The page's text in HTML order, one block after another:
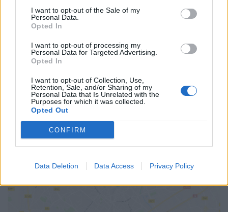
I want to opt-out of the Sale of my
Personal Data.
Opted In
I want to opt-out of processing my
Personal Data for Targeted Advertising.
Opted In
I want to opt-out of Collection, Use,
Retention, Sale, and/or Sharing of my
Personal Data that Is Unrelated with the
Purposes for which it was collected.
Opted Out
CONFIRM
Data Deletion Data Access Privacy Policy
TARIFS
En pré-vente : 24,8€
SITE OFFICIEL
AFFICHER LA CARTE